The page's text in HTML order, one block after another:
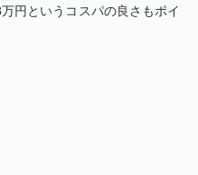
円というコスパの良さもポイ